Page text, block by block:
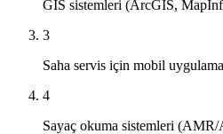
GIS sistemleri (ArcGIS,
3
Saha servis için mobil
4
Sayaç okuma sistemleri